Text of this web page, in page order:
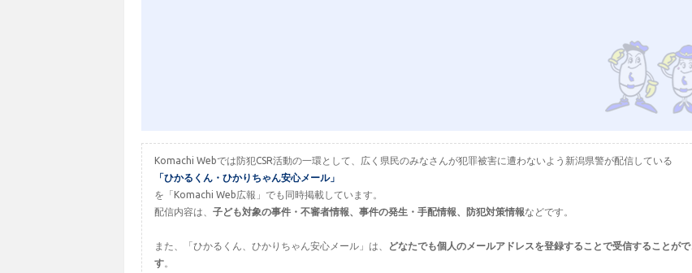
Komachi Webでは防犯CSR活動の一環として、広く県民のみなさんが犯罪被害に遭わないよう新潟県警が配信している
「ひかるくん・ひかりちゃん安心メール」
を「Komachi Web広報」でも同時掲載しています。
配信内容は、 子ども対象の事件・不審者情報、事件の発生・手配情報、防犯対策情報などです。
また、「ひかるくん、ひかりちゃん安心メール」は、
どなたでも個人のメールアドレスを登録することで受信することがで
す。